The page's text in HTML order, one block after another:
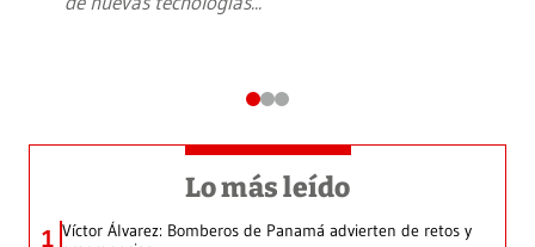
Lo más leído
1 Víctor Álvarez: Bomberos de Panamá advierten de retos y